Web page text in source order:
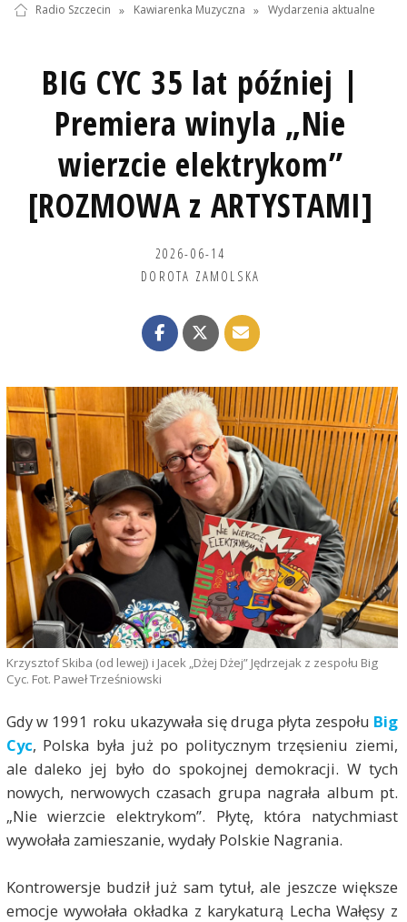
Radio Szczecin » Kawiarenka Muzyczna » Wydarzenia aktualne
BIG CYC 35 lat później |
Premiera winyla „Nie
wierzcie elektrykom”
[ROZMOWA z ARTYSTAMI]
2026-06-14
DOROTA ZAMOLSKA
Krzysztof Skiba (od lewej) i Jacek „Dżej Dżej” Jędrzejak z zespołu Big
Cyc. Fot. Paweł Trześniowski
Gdy w 1991 roku ukazywała się druga płyta zespołu Big
Cyc, Polska była już po politycznym trzęsieniu ziemi,
ale daleko jej było do spokojnej demokracji. W tych
nowych, nerwowych czasach grupa nagrała album pt.
„Nie wierzcie elektrykom”. Płytę, która natychmiast
wywołała zamieszanie, wydały Polskie Nagrania.
Kontrowersje budził już sam tytuł, ale jeszcze większe
emocje wywołała okładka z karykaturą Lecha Wałęsy z